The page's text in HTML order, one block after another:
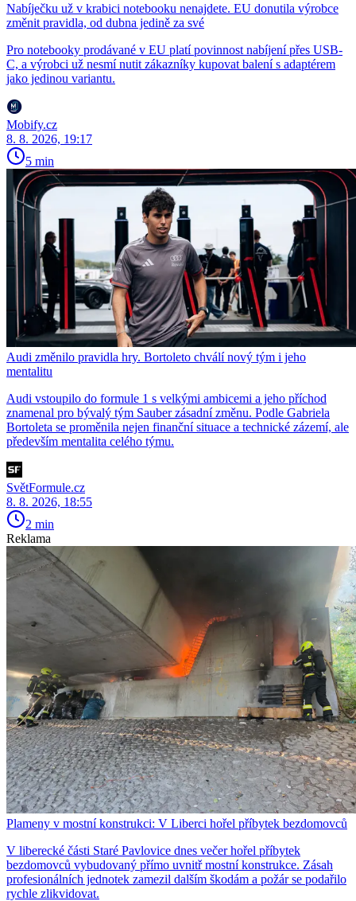
Nabíječku už v krabici notebooku nenajdete. EU donutila výrobce
změnit pravidla, od dubna jedině za své
Pro notebooky prodávané v EU platí povinnost nabíjení přes USB-
C, a výrobci už nesmí nutit zákazníky kupovat balení s adaptérem
jako jedinou variantu.
Mobify.cz
8. 8. 2026, 19:17
5 min
Audi změnilo pravidla hry. Bortoleto chválí nový tým i jeho
mentalitu
Audi vstoupilo do formule 1 s velkými ambicemi a jeho příchod
znamenal pro bývalý tým Sauber zásadní změnu. Podle Gabriela
Bortoleta se proměnila nejen finanční situace a technické zázemí, ale
především mentalita celého týmu.
SvětFormule.cz
8. 8. 2026, 18:55
2 min
Reklama
Plameny v mostní konstrukci: V Liberci hořel příbytek bezdomovců
V liberecké části Staré Pavlovice dnes večer hořel příbytek
bezdomovců vybudovaný přímo uvnitř mostní konstrukce. Zásah
profesionálních jednotek zamezil dalším škodám a požár se podařilo
rychle zlikvidovat.